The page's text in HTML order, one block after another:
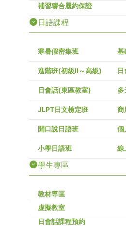
補習聯合履約保證
日語課程
寒暑假密集班 基
進階班(初級Ⅱ～高級)
日會話(東區教室) 多
JLPT日文檢定班 商
開口說日語班 個
小學日語班 線
學生專區
教材専區
虚擬教室
日會話課程預約